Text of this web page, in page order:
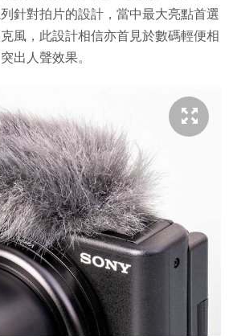
針對拍片的設計，當中最大亮點首選
風，此設計相信亦首見於數碼輕便相
出人聲效果。